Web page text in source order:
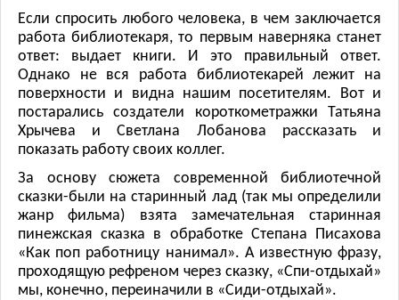
Если спросить любого человека, в чем заключается
работа библиотекаря, то первым наверняка станет
ответ: выдает книги. И это правильный ответ.
Однако не вся работа библиотекарей лежит на
поверхности и видна нашим посетителям. Вот и
постарались создатели короткометражки Татьяна
Хрычева и Светлана Лобанова рассказать и
показать работу своих коллег.
За основу сюжета современной библиотечной
сказки-были на старинный лад (так мы определили
жанр фильма) взята замечательная старинная
пинежская сказка в обработке Степана Писахова
«Как поп работницу нанимал». А известную фразу,
проходящую рефреном через сказку, «Спи-отдыхай»
мы, конечно, переиначили в «Сиди-отдыхай».